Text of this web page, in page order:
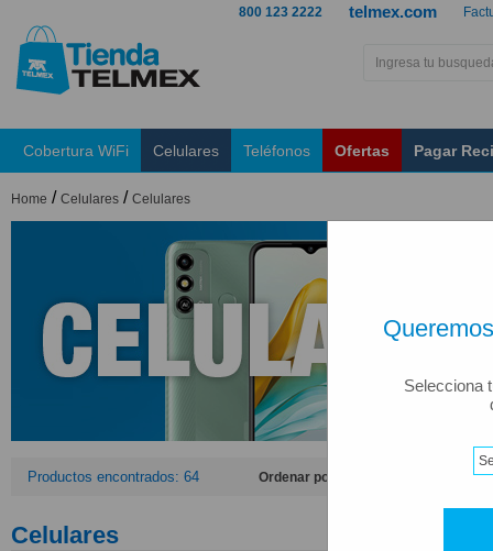
Selecciona
telmex.com
800 123 2222
Cobertura WiFi Celulares Teléfonos Ofertas Pagar
Home / Celulares / Celulares
Productos encontrados: 64 Ordenar por:
Celulares